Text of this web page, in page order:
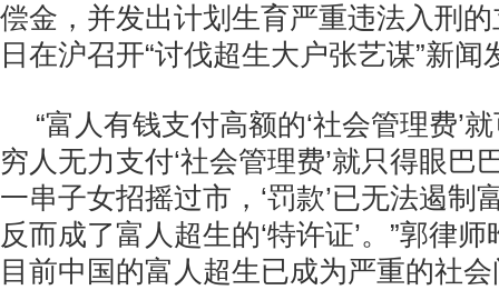
偿金，并发出计划生育严重违法入刑
日在沪召开“讨伐超生大户张艺谋”新闻
“富人有钱支付高额的‘社会管理费’
穷人无力支付‘社会管理费’就只得眼巴
一串子女招摇过市，‘罚款’已无法遏制
反而成了富人超生的‘特许证’。”郭律
目前中国的富人超生已成为严重的社